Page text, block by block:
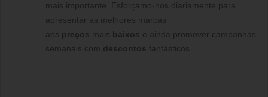
mais importante. Esforçamo-nos diariamente para
apresentar as melhores marcas
aos preços mais baixos e ainda promover campanhas
semanais com descontos fantásticos.